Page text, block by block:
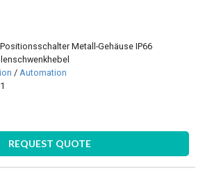
Metall-Gehäuse IP66
/ Automation
REQUEST QUOTE